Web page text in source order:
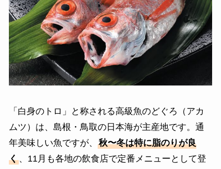
「白身のトロ」と称される高級魚のどぐろ（アカ
ムツ）は、島根・鳥取の日本海が主産地です。通
年美味しい魚ですが、 秋〜冬は特に脂のりが良
く、11月も各地の飲食店で定番メニューとして登